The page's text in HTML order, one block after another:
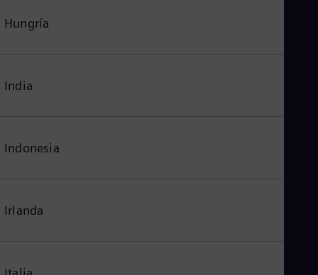
Hungría
India
Indonesia
Irlanda